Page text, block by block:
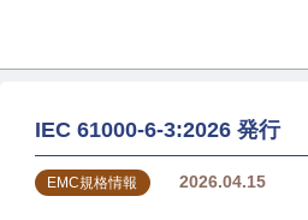
IEC 61000-6-3:2026 発行
EMC規格情報 2026.04.15